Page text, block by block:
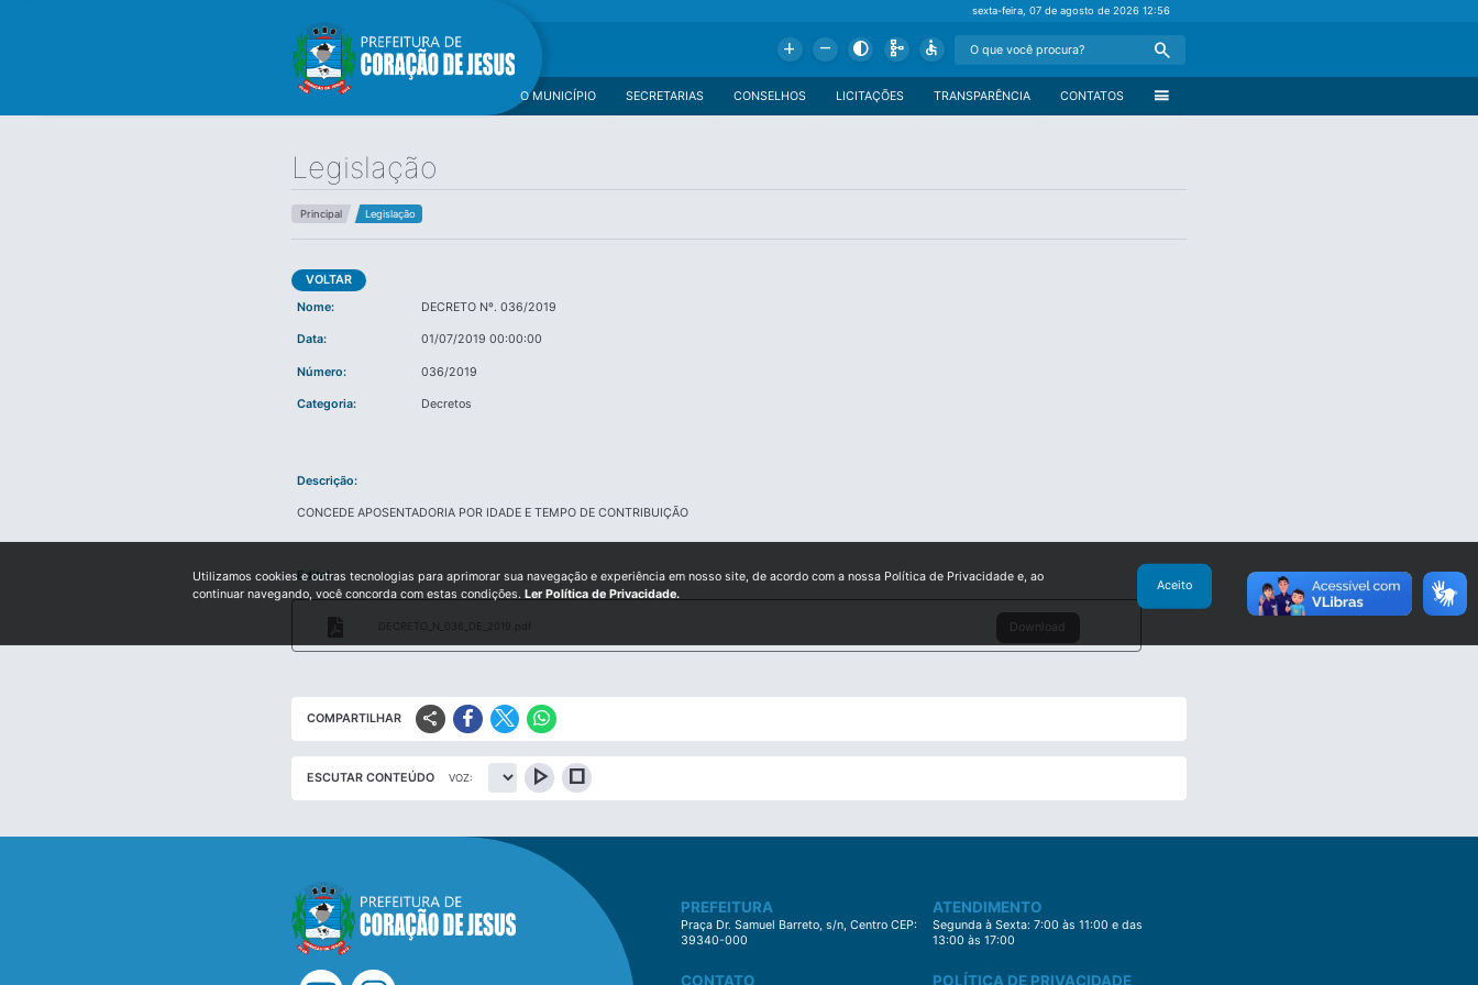
sexta-feira, 07 de agosto de 202612:56
Add Remove Contrast Schema Accessible Search
menu
CONTATOS
TRANSPARÊNCIA
LICITAÇÕES
CONSELHOS
SECRETARIAS
O MUNICÍPIO
Legislação
Principal Legislação
VOLTAR
Nome:
DECRETO Nº. 036/2019
Data: 01/07/2019 00:00:00
Número: 036/2019
Categoria: Decretos
Descrição:
CONCEDE APOSENTADORIA POR IDADE E TEMPO DE CONTRIBUIÇÃO
Edital:
DECRETO_N_036_DE_2019.pdf Download
COMPARTILHAR share
ESCUTAR CONTEÚDO VOZ: play_arrow stop
PREFEITURA
Praça Dr. Samuel Barreto, s/n, Centro CEP:
39340-000
ATENDIMENTO
Segunda à Sexta: 7:00 às 11:00 e das
13:00 às 17:00
CONTATO POLÍTICA DE PRIVACIDADE
Utilizamos cookies e outras tecnologias para aprimorar sua navegação e experiência em nosso site, de acordo com a nossa Política de Privacidade e, ao
continuar navegando, você concorda com estas condições. Ler Política de Privacidade.
Aceito